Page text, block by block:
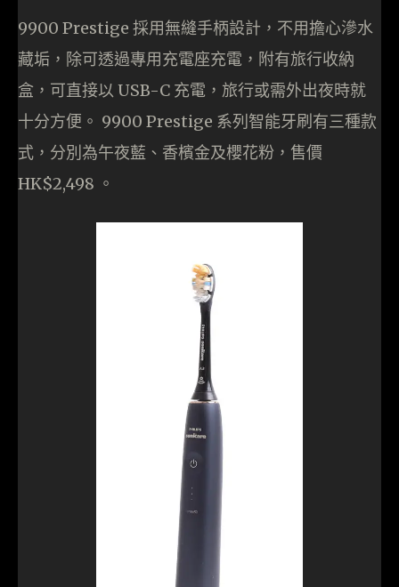
9900 Prestige 採用無縫手柄設計，不用擔心滲水
藏垢，除可透過專用充電座充電，附有旅行收納
盒，可直接以 USB-C 充電，旅行或需外出夜時就
十分方便。 9900 Prestige 系列智能牙刷有三種款
式，分別為午夜藍、香檳金及櫻花粉，售價
HK$2,498 。